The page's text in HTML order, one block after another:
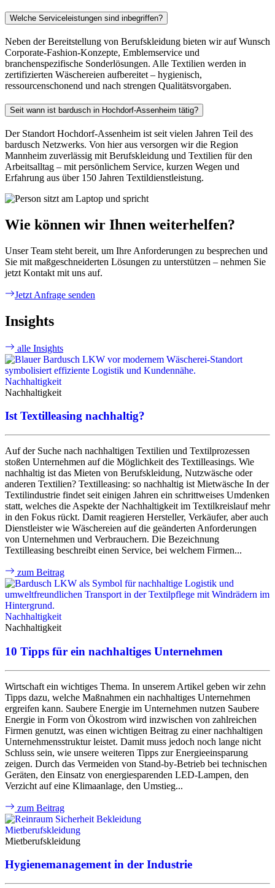
Welche Serviceleistungen sind inbegriffen?
Neben der Bereitstellung von Berufskleidung bieten wir auf Wunsch
Corporate-Fashion-Konzepte, Emblemservice und
branchenspezifische Sonderlösungen. Alle Textilien werden in
zertifizierten Wäschereien aufbereitet – hygienisch,
ressourcenschonend und nach strengen Qualitätsvorgaben.
Seit wann ist bardusch in Hochdorf-Assenheim tätig?
Der Standort Hochdorf-Assenheim ist seit vielen Jahren Teil des
bardusch Netzwerks. Von hier aus versorgen wir die Region
Mannheim zuverlässig mit Berufskleidung und Textilien für den
Arbeitsalltag – mit persönlichem Service, kurzen Wegen und
Erfahrung aus über 150 Jahren Textildienstleistung.
Wie können wir Ihnen weiterhelfen?
Unser Team steht bereit, um Ihre Anforderungen zu besprechen und
Sie mit maßgeschneiderten Lösungen zu unterstützen – nehmen Sie
jetzt Kontakt mit uns auf.
Jetzt Anfrage senden
Insights
alle Insights
Nachhaltigkeit
Nachhaltigkeit
Ist Textilleasing nachhaltig?
Auf der Suche nach nachhaltigen Textilien und Textilprozessen
stoßen Unternehmen auf die Möglichkeit des Textilleasings. Wie
nachhaltig ist das Mieten von Berufskleidung, Nutzwäsche oder
anderen Textilien? Textilleasing: so nachhaltig ist Mietwäsche​​​​​​ In der
Textilindustrie findet seit einigen Jahren ein schrittweises Umdenken
statt, welches die Aspekte der Nachhaltigkeit im Textilkreislauf mehr
in den Fokus rückt. Damit reagieren Hersteller, Verkäufer, aber auch
Dienstleister wie Wäschereien auf die geänderten Anforderungen
von Unternehmen und Verbrauchern. Die Bezeichnung
Textilleasing beschreibt einen Service, bei welchem Firmen...
zum Beitrag
Nachhaltigkeit
Nachhaltigkeit
10 Tipps für ein nachhaltiges Unternehmen
Wirtschaft ein wichtiges Thema. In unserem Artikel geben wir zehn
Tipps dazu, welche Maßnahmen ein nachhaltiges Unternehmen
ergreifen kann. Saubere Energie im Unternehmen nutzen Saubere
Energie in Form von Ökostrom wird inzwischen von zahlreichen
Firmen genutzt, was einen wichtigen Beitrag zu einer nachhaltigen
Unternehmensstruktur leistet. Damit muss jedoch noch lange nicht
Schluss sein, wie unsere weiteren Tipps zur Energieeinsparung
zeigen. Durch das Vermeiden von Stand-by-Betrieb bei technischen
Geräten, den Einsatz von energiesparenden LED-Lampen, den
Verzicht auf eine Klimaanlage, den Umstieg...
zum Beitrag
Mietberufskleidung
Mietberufskleidung
Hygienemanagement in der Industrie